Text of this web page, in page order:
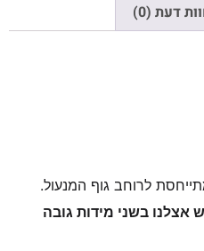
דעת (0)
אצלנו בשני מידות גובה